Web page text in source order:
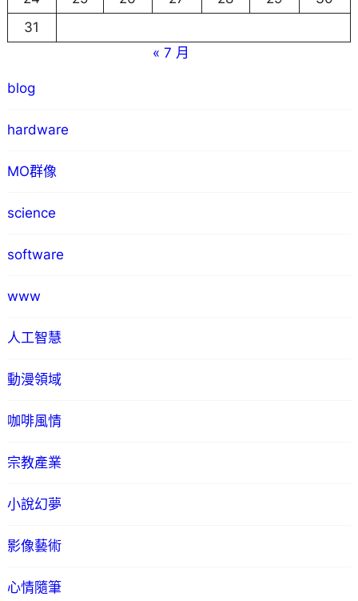
31
« 7 月
blog
hardware
MO群像
science
software
www
人工智慧
動漫領域
咖啡風情
宗教產業
小說幻夢
影像藝術
心情隨筆